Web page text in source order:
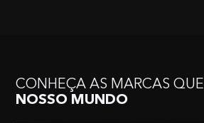
CONHEÇA AS MARCAS QUE
NOSSO MUNDO